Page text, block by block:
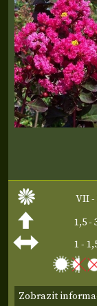
VII -
1,5 -
1 -
Zobrazit